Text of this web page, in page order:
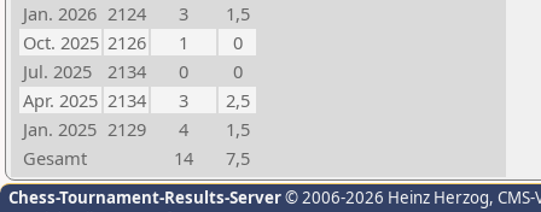
Jan. 2026 2124 3
1,5
Oct. 2025 2126 1
0
Jul. 2025
2134 0
0
Apr. 2025 2134 3
2,5
Jan. 2025 2129 4
1,5
Gesamt
14 7,5
Chess-Tournament-Results-Server© 2006-2026 Heinz Herzog,